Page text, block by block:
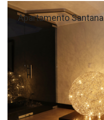
Apartamento Santana